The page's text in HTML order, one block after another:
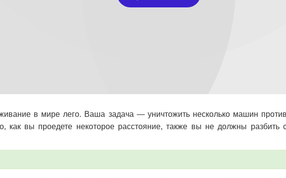
в мире лего. Ваша задача — уничтожить несколько машин
как вы проедете некоторое расстояние, также вы не должны